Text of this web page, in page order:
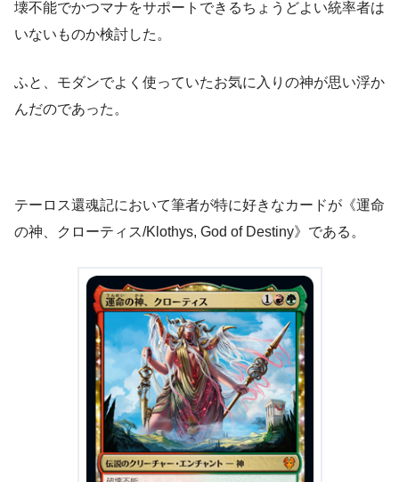
壊不能でかつマナをサポートできるちょうどよい統率者は
いないものか検討した。
ふと、モダンでよく使っていたお気に入りの神が思い浮か
んだのであった。
テーロス還魂記において筆者が特に好きなカードが《運命
の神、クローティス/Klothys, God of Destiny》である。